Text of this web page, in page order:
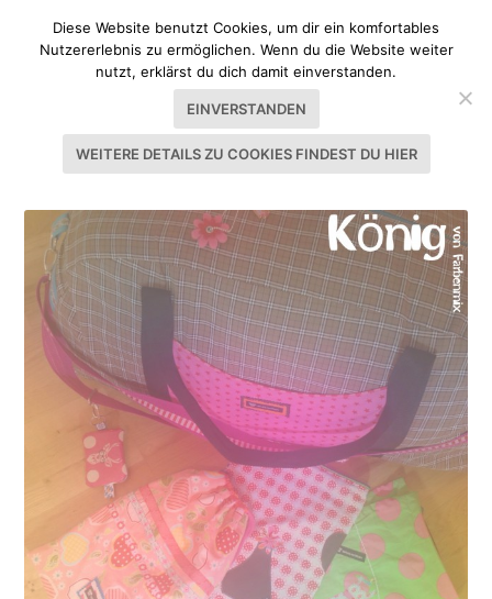
SCHLAGWORT:KÖNIG
Diese Website benutzt Cookies, um dir ein komfortables
Nutzererlebnis zu ermöglichen. Wenn du die Website weiter
nutzt, erklärst du dich damit einverstanden.
EINVERSTANDEN
WEITERE DETAILS ZU COOKIES FINDEST DU HIER